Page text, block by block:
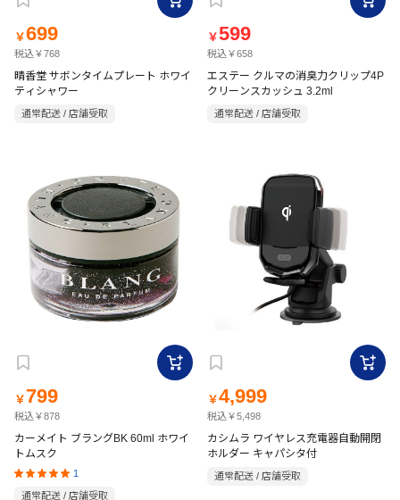
￥699
税込￥768
晴香堂 サボンタイムプレート ホワイ
ティシャワー
通常配送 / 店舗受取
￥599
税込￥658
エステー クルマの消臭力クリップ4P
クリーンスカッシュ 3.2ml
通常配送 / 店舗受取
￥ 799
税込￥878
カーメイト ブラングBK 60ml ホワイ
トムスク
1
通常配送 / 店舗受取
￥4,999
税込￥5,498
カシムラ ワイヤレス充電器自動開閉
ホルダー キャパシタ付
通常配送 / 店舗受取